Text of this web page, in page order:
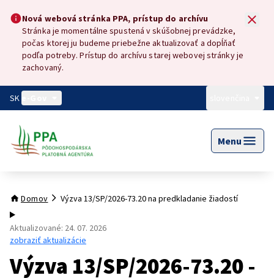
Preskočiť na hlavný obsah
Nová webová stránka PPA, prístup do archívu
Nová webová stránka PPA, prístup do archívu
Stránka je momentálne spustená v skúšobnej prevádzke,
počas ktorej ju budeme priebežne aktualizovať a dopĺňať
podľa potreby. Prístup do archívu starej webovej stránky je
zachovaný.
SK
Menu
Domov Výzva 13/SP/2026-73.20 na predkladanie žiadostí
Aktualizované: 24. 07. 2026
zobraziť aktualizácie
Výzva 13/SP/2026-73.20 -